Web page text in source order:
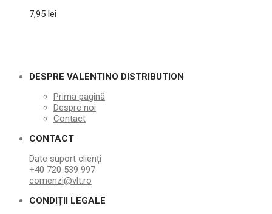
7,95 lei
DESPRE VALENTINO DISTRIBUTION
Prima pagină
Despre noi
Contact
CONTACT
Date suport clienți
+40 720 539 997
comenzi@vlt.ro
CONDIȚII LEGALE